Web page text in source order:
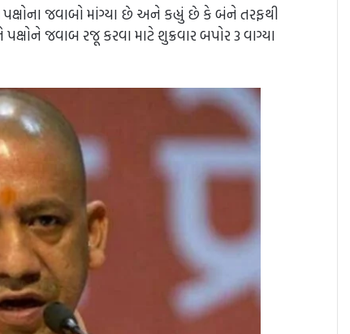
પક્ષોના જવાબો માંગ્યા છે અને કહ્યું છે કે બંને તરફથી
જવાબ રજૂ કરવા માટે શુક્રવાર બપોર 3 વાગ્યા